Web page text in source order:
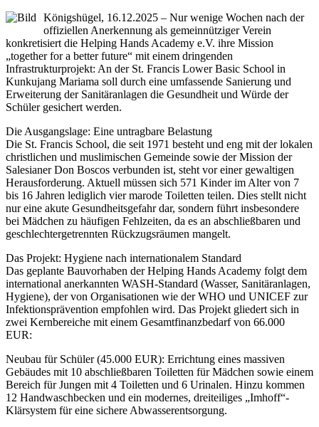
Königshügel, 16.12.2025 – Nur wenige Wochen nach der
offiziellen Anerkennung als gemeinnütziger Verein
konkretisiert die Helping Hands Academy e.V. ihre Mission
„together for a better future“ mit einem dringenden
Infrastrukturprojekt: An der St. Francis Lower Basic School in
Kunkujang Mariama soll durch eine umfassende Sanierung und
Erweiterung der Sanitäranlagen die Gesundheit und Würde der
Schüler gesichert werden.
Die Ausgangslage: Eine untragbare Belastung
Die St. Francis School, die seit 1971 besteht und eng mit der lokalen
christlichen und muslimischen Gemeinde sowie der Mission der
Salesianer Don Boscos verbunden ist, steht vor einer gewaltigen
Herausforderung. Aktuell müssen sich 571 Kinder im Alter von 7
bis 16 Jahren lediglich vier marode Toiletten teilen. Dies stellt nicht
nur eine akute Gesundheitsgefahr dar, sondern führt insbesondere
bei Mädchen zu häufigen Fehlzeiten, da es an abschließbaren und
geschlechtergetrennten Rückzugsräumen mangelt.
Das Projekt: Hygiene nach internationalem Standard
Das geplante Bauvorhaben der Helping Hands Academy folgt dem
international anerkannten WASH-Standard (Wasser, Sanitäranlagen,
Hygiene), der von Organisationen wie der WHO und UNICEF zur
Infektionsprävention empfohlen wird. Das Projekt gliedert sich in
zwei Kernbereiche mit einem Gesamtfinanzbedarf von 66.000
EUR:
Neubau für Schüler (45.000 EUR): Errichtung eines massiven
Gebäudes mit 10 abschließbaren Toiletten für Mädchen sowie einem
Bereich für Jungen mit 4 Toiletten und 6 Urinalen. Hinzu kommen
12 Handwaschbecken und ein modernes, dreiteiliges „Imhoff“-
Klärsystem für eine sichere Abwasserentsorgung.